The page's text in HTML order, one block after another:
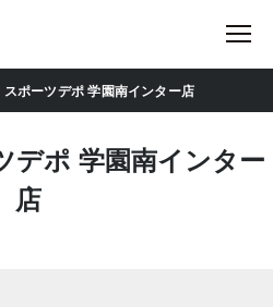
スポーツデポ 学園南インター店
デポ 学園南インター
店